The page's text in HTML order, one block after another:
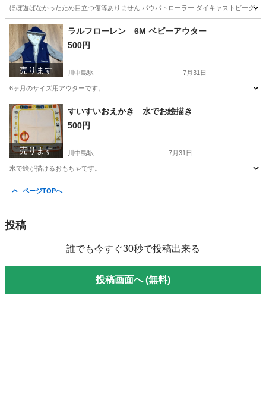
ほぼ遊ばなかったため目立つ傷等ありません パウパトローラー ダイキャストビーグ
長野 長野市
売ります
ラルフローレン 6M ベビーアウター
500円
川中島駅 7月31日
6ヶ月のサイズ用アウターです。
長野 長野市 川中島駅 ベビー用品 ラルフローレン
売ります
すいすいおえかき 水でお絵描き
500円
川中島駅 7月31日
水で絵が描けるおもちゃです。
ページTOPへ
投稿
誰でも今すぐ30秒で投稿出来る
投稿画面へ (無料)